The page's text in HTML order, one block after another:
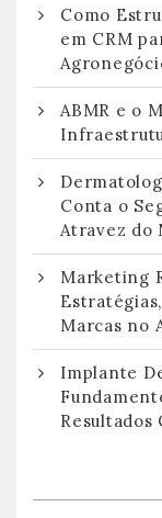
Como
em CRM
ABMR e o
Conta o
Atravez do
Marketing
Marcas no
Implante
Resultados